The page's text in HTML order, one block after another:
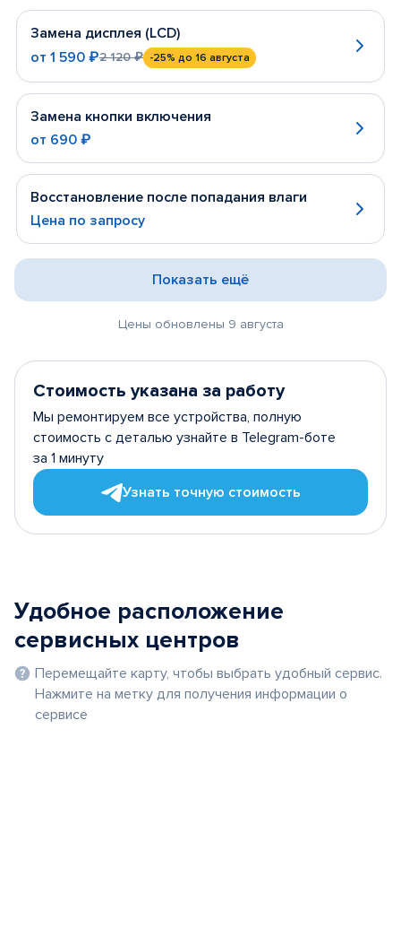
Замена дисплея (LCD)
от 1 590 ₽2 120 ₽ -25% до 16 августа
Замена кнопки включения
от 690 ₽
Восстановление после попадания влаги
Цена по запросу
Цены обновлены 9 августа
Показать ещё
Стоимость указана за работу
Мы ремонтируем все устройства, полную
стоимость с деталью узнайте в Telegram-боте
за 1 минуту
Узнать точную стоимость
Удобное расположение
сервисных центров
Перемещайте карту, чтобы выбрать удобный сервис.
Нажмите на метку для получения информации о
сервисе